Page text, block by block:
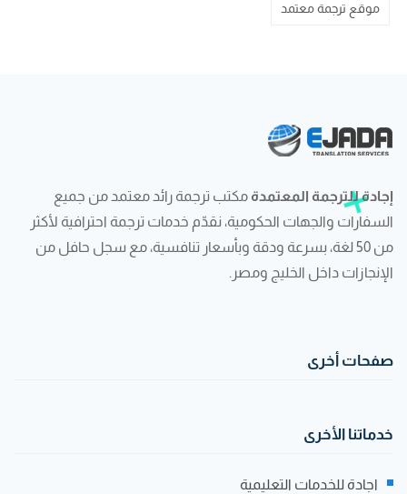
موقع ترجمة معتمد
إجادة للترجمة المعتمدة مكتب ترجمة رائد معتمد من جميع
السفارات والجهات الحكومية، نقدّم خدمات ترجمة احترافية لأكثر
من 50 لغة، بسرعة ودقة وبأسعار تنافسية، مع سجل حافل من
الإنجازات داخل الخليج ومصر.
صفحات أخرى
خدماتنا الأخرى
اجادة للخدمات التعليمية